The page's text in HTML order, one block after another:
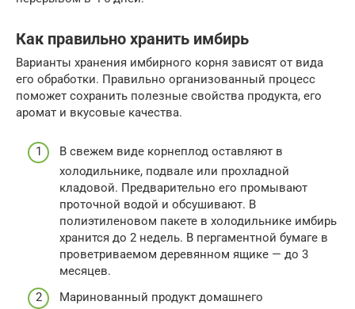
Как правильно хранить имбирь
Варианты хранения имбирного корня зависят от вида
его обработки. Правильно организованный процесс
поможет сохранить полезные свойства продукта, его
аромат и вкусовые качества.
В свежем виде корнеплод оставляют в
холодильнике, подвале или прохладной
кладовой. Предварительно его промывают
проточной водой и обсушивают. В
полиэтиленовом пакете в холодильнике имбирь
хранится до 2 недель. В пергаментной бумаге в
проветриваемом деревянном ящике — до 3
месяцев.
Маринованный продукт домашнего